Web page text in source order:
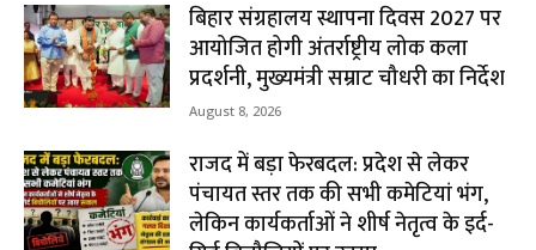
बिहार संग्रहालय स्थापना दिवस 2027 पर
आयोजित होगी अंतर्राष्ट्रीय लोक कला
प्रदर्शनी, मुख्यमंत्री सम्राट चौधरी का निर्देश
August 8, 2026
राजद में बड़ा फेरबदल: प्रदेश से लेकर
पंचायत स्तर तक की सभी कमेटियां भंग,
लेकिन कार्यकर्ताओं ने शीर्ष नेतृत्व के इर्द-